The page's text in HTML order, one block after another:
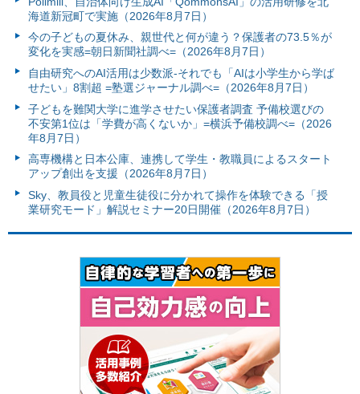
海道新冠町で実施（2026年8月7日）
今の子どもの夏休み、親世代と何が違う？保護者の73.5％が
変化を実感=朝日新聞社調べ=（2026年8月7日）
自由研究へのAI活用は少数派-それでも「AIは小学生から学ば
せたい」8割超 =塾選ジャーナル調べ=（2026年8月7日）
子どもを難関大学に進学させたい保護者調査 予備校選びの
不安第1位は「学費が高くないか」=横浜予備校調べ=（2026
年8月7日）
高専機構と日本公庫、連携して学生・教職員によるスタート
アップ創出を支援（2026年8月7日）
Sky、教員役と児童生徒役に分かれて操作を体験できる「授
業研究モード」解説セミナー20日開催（2026年8月7日）